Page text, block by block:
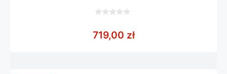
5
719,00 zł